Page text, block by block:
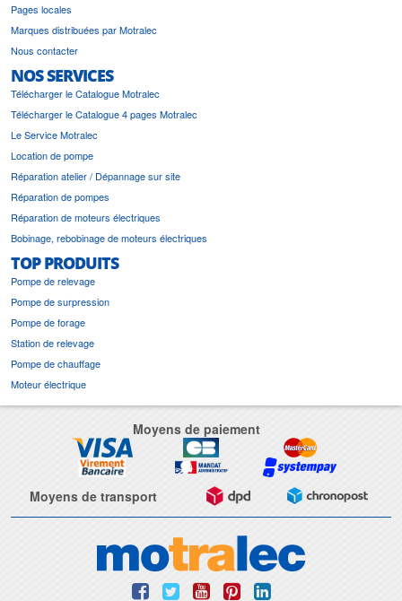
Pages locales
Marques distribuées par Motralec
Nous contacter
NOS SERVICES
Télécharger le Catalogue Motralec
Télécharger le Catalogue 4 pages Motralec
Le Service Motralec
Location de pompe
Réparation atelier / Dépannage sur site
Réparation de pompes
Réparation de moteurs électriques
Bobinage, rebobinage de moteurs électriques
TOP PRODUITS
Pompe de relevage
Pompe de surpression
Pompe de forage
Station de relevage
Pompe de chauffage
Moteur électrique
Moyens de paiement
Moyens de transport